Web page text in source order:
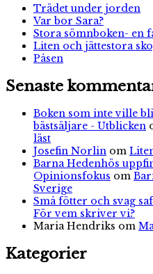
Trädet under jorden
Var bor Sara?
Stora sömnboken- en
Liten och jättestora
Påsen
Senaste
Boken som inte ville
bästsäljare - Utblicken
läst
Josefin Norlin om
Barna Hedenhös
Opinionsfokus om
Sverige
Små fötter och svag
För vem skriver vi?
Maria Hendriks om
Kategorier